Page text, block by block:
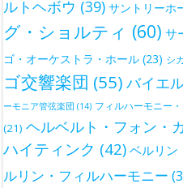
ルトヘボウ (39) サントリーホ
グ・ショルティ (60) サ
ゴ・オーケストラ・ホール (23) シ
ゴ交響楽団 (55) バイエ
ーモニア管弦楽団 (14) フィルハーモニー
(21) ヘルベルト・フォン・
ハイティンク (42) ベルリン
ルリン・フィルハーモニー